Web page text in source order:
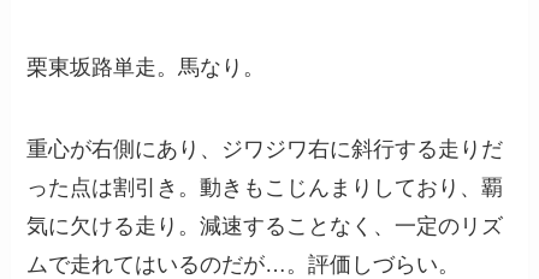
栗東坂路単走。馬なり。
重心が右側にあり、ジワジワ右に斜行する走りだ
った点は割引き。動きもこじんまりしており、覇
気に欠ける走り。減速することなく、一定のリズ
ムで走れてはいるのだが…。評価しづらい。